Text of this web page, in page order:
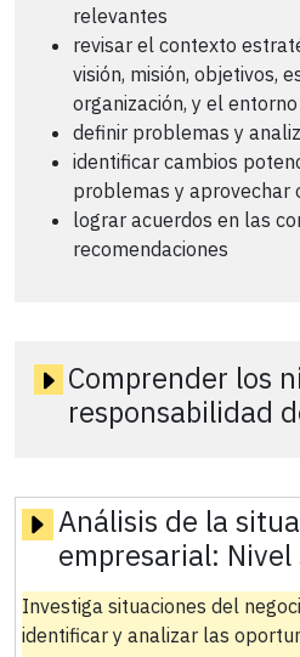
relevantes
revisar el contexto
visión, misión, objetivos,
organización, y el
definir problemas y
identificar cambios
problemas y aprovechar
lograr acuerdos en las
recomendaciones
Comprender los
responsabilidad
Análisis de la
empresarial: Nivel
Investiga situaciones del
identificar y analizar las